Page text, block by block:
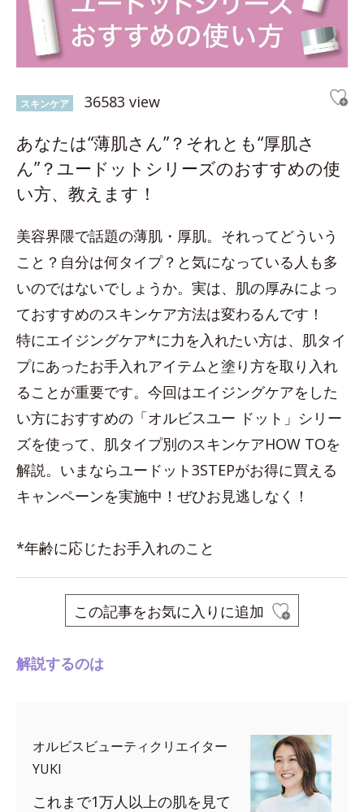
スキンケア 36583 view
あなたは“薄肌さん”？それとも“厚肌さ
ん”？ユードットシリーズのおすすめの使
い方、教えます！
美容界隈で話題の薄肌・厚肌。それってどういう
こと？自分は何タイプ？と気になっている人も多
いのではないでしょうか。実は、肌の厚みによっ
ておすすめのスキンケア方法は変わるんです！
特にエイジングケア*に力を入れたい方は、肌タイ
プにあったお手入れアイテムと塗り方を取り入れ
ることが重要です。今回はエイジングケアをした
い方におすすめの「オルビスユー ドット」シリー
ズを使って、肌タイプ別のスキンケアHOW TOを
解説。いまならユードット3STEPがお得に買える
キャンペーンを実施中！ぜひお見逃しなく！
*年齢に応じたお手入れのこと
この記事をお気に入りに追加
解説するのは
オルビスビューティクリエイター
YUKI
これまで1万人以上の肌を見て